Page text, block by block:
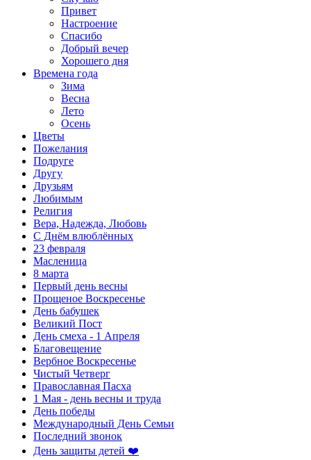
Привет
Настроение
Спасибо
Добрый вечер
Хорошего дня
Времена года
Зима
Весна
Лето
Осень
Цветы
Пожелания
Подруге
Другу
Друзьям
Любимым
Религия
Вера, Надежда, Любовь
С Днём влюблённых
23 февраля
Масленица
8 марта
Первый день весны
Прощеное Воскресенье
День бабушек
Великий Пост
День смеха - 1 Апреля
Благовещение
Вербное Воскресенье
Чистый Четверг
Православная Пасха
1 Мая - день весны и труда
День победы
Международный День Семьи
Последний звонок
День защиты детей ❤️